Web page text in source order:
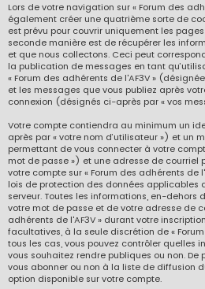
Lors de votre navigation sur « Forum des
également créer une quatrième sorte de
est prévu pour couvrir uniquement les
seconde manière est de récupérer les
et que nous collectons. Ceci peut
la publication de messages en tant
« Forum des adhérents de l'AF3V »
et les messages que vous publiez après
connexion (désignés ci-après par « vos
Votre compte contiendra au minimum un
après par « votre nom d’utilisateur ») et un
permettant de vous connecter à votre
mot de passe ») et une adresse de courriel
votre compte sur « Forum des adhérents de
lois de protection des données applicables
serveur. Toutes les informations, en-dehors
votre mot de passe et de votre adresse de
adhérents de l'AF3V » durant votre
facultatives, à la seule discrétion de «
tous les cas, vous pouvez contrôler quelles
vous souhaitez rendre publiques ou non. De
vous abonner ou non à la liste de diffusion
option disponible sur votre compte.